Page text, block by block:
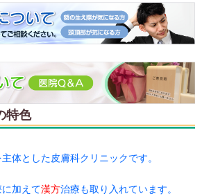
特色
主体とした皮膚科クリニックです。
加えて漢方治療も取り入れています。